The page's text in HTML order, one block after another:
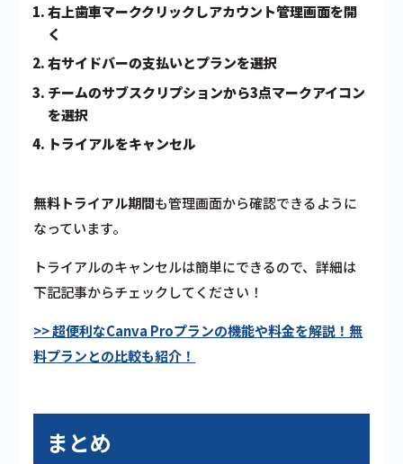
右上歯車マーククリックしアカウント管理画面を開
く
右サイドバーの支払いとプランを選択
チームのサブスクリプションから3点マークアイコン
を選択
トライアルをキャンセル
無料トライアル期間も管理画面から確認できるように
なっています。
トライアルのキャンセルは簡単にできるので、詳細は
下記記事からチェックしてください！
>> 超便利なCanva Proプランの機能や料金を解説！無
料プランとの比較も紹介！
まとめ